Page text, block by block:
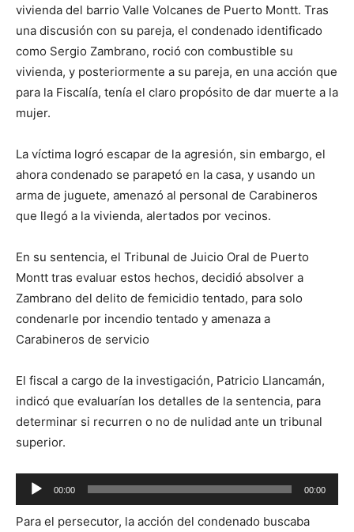
vivienda del barrio Valle Volcanes de Puerto Montt. Tras
una discusión con su pareja, el condenado identificado
como Sergio Zambrano, roció con combustible su
vivienda, y posteriormente a su pareja, en una acción que
para la Fiscalía, tenía el claro propósito de dar muerte a la
mujer.
La víctima logró escapar de la agresión, sin embargo, el
ahora condenado se parapetó en la casa, y usando un
arma de juguete, amenazó al personal de Carabineros
que llegó a la vivienda, alertados por vecinos.
En su sentencia, el Tribunal de Juicio Oral de Puerto
Montt tras evaluar estos hechos, decidió absolver a
Zambrano del delito de femicidio tentado, para solo
condenarle por incendio tentado y amenaza a
Carabineros de servicio
El fiscal a cargo de la investigación, Patricio Llancamán,
indicó que evaluarían los detalles de la sentencia, para
determinar si recurren o no de nulidad ante un tribunal
superior.
Reproductor
de
audio
00:00 00:00
Para el persecutor, la acción del condenado buscaba